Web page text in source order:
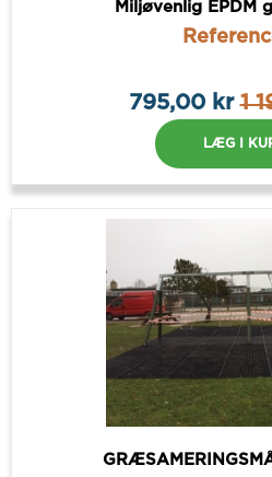
Miljøvenlig EPDM
795,00 kr1
LÆG I